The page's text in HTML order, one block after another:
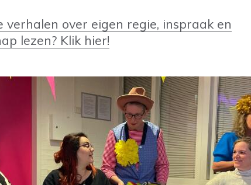
verhalen over eigen regie, inspraak en
lezen? Klik hier!